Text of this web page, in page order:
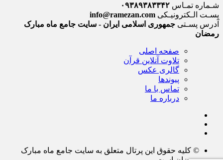
شـماره تمـاس ۰۹۳۸۹۳۸۳۳۴۲
پسـت الـکترونیـکی info@ramezan.com
آدرس پسـتی جمهوری اسلامی ایران - سایت جامع ماه مبارک
رمضان
صفحه اصلی
تلاوت آنلاین قرآن
گالری عکس
پیوندها
تماس با ما
درباره ما
© کلیه حقوق این پرتال متعلق به سایت جامع ماه مبارک